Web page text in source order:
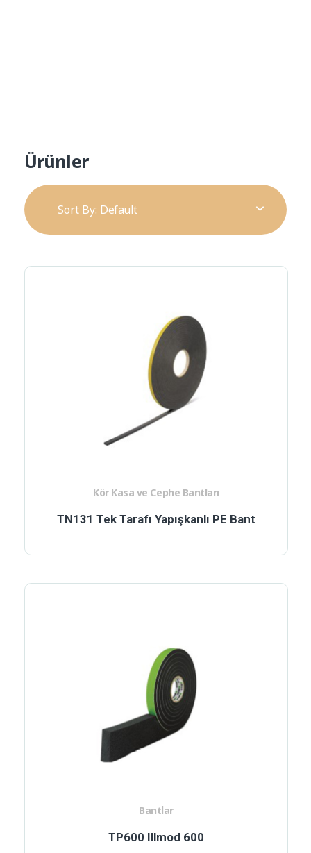
Ürünler
Sort By: Default
TN131 Tek Tarafı Yapışkanlı PE Bant
Kör Kasa ve Cephe Bantları
TP600 Illmod 600
Bantlar